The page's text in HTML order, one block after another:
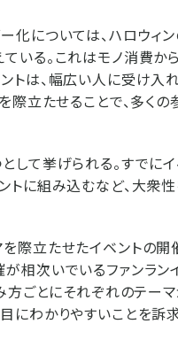
化については、ハロウィ
いる。これはモノ消費か
トは、幅広い人に受け入
際立たせることで、多く
して挙げられる。すでに
トに組み込むなど、大衆
際立たせたイベントの開
相次いでいるファンラン
方ごとにそれぞれのテー
にわかりやすいことを訴